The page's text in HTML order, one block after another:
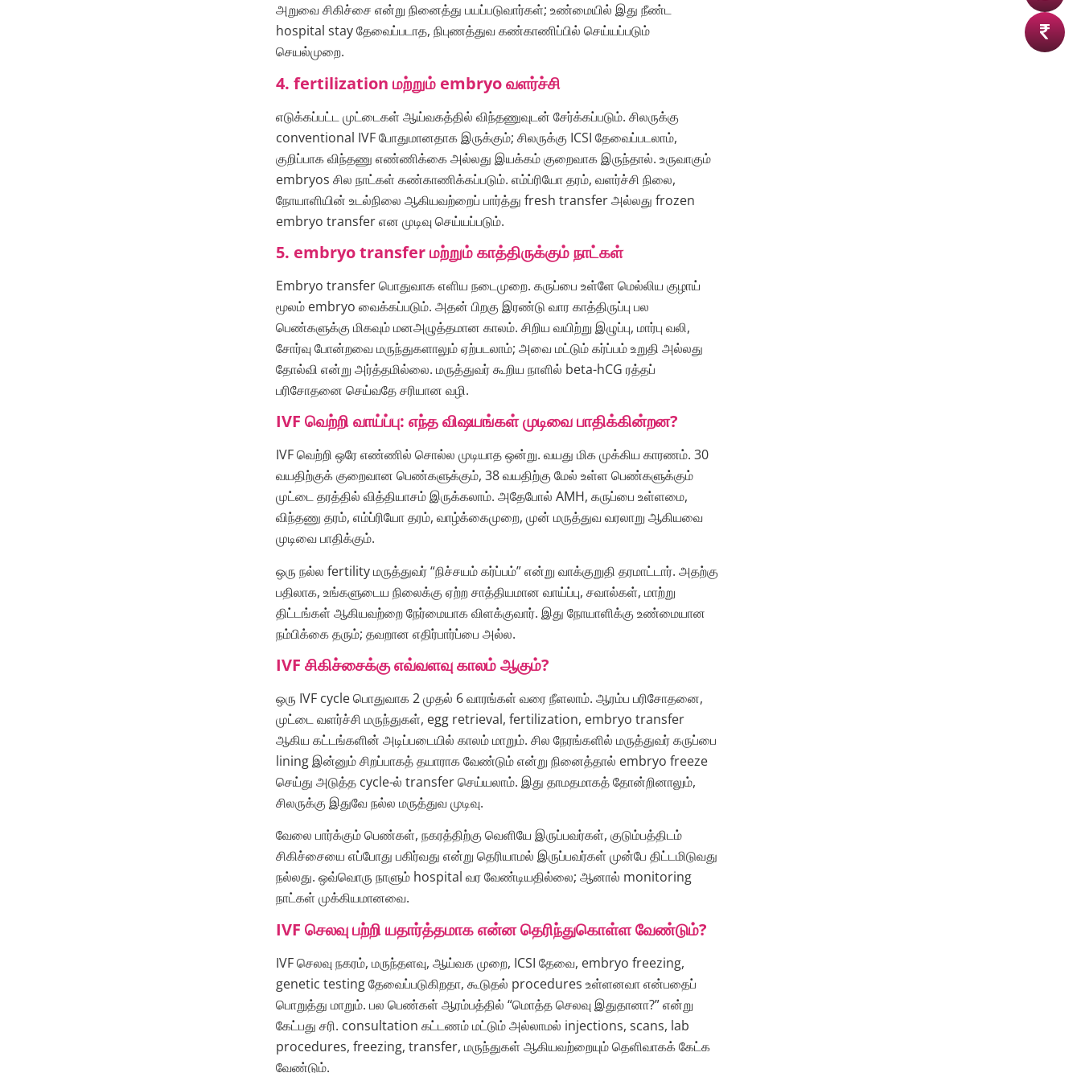
அறுவை சிகிச்சை என்று நினைத்து பயப்படுவார்கள்; உண்மையில் இது நீண்ட
hospital stay தேவைப்படாத, நிபுணத்துவ கண்காணிப்பில் செய்யப்படும்
செயல்முறை.
4. fertilization மற்றும் embryo வளர்ச்சி
எடுக்கப்பட்ட முட்டைகள் ஆய்வகத்தில் விந்தணுவுடன் சேர்க்கப்படும். சிலருக்கு
conventional IVF போதுமானதாக இருக்கும்; சிலருக்கு ICSI தேவைப்படலாம்,
குறிப்பாக விந்தணு எண்ணிக்கை அல்லது இயக்கம் குறைவாக இருந்தால். உருவாகும்
embryos சில நாட்கள் கண்காணிக்கப்படும். எம்ப்ரியோ தரம், வளர்ச்சி நிலை,
நோயாளியின் உடல்நிலை ஆகியவற்றைப் பார்த்து fresh transfer அல்லது frozen
embryo transfer என முடிவு செய்யப்படும்.
5. embryo transfer மற்றும் காத்திருக்கும் நாட்கள்
Embryo transfer பொதுவாக எளிய நடைமுறை. கருப்பை உள்ளே மெல்லிய குழாய்
மூலம் embryo வைக்கப்படும். அதன் பிறகு இரண்டு வார காத்திருப்பு பல
பெண்களுக்கு மிகவும் மனஅழுத்தமான காலம். சிறிய வயிற்று இழுப்பு, மார்பு வலி,
சோர்வு போன்றவை மருந்துகளாலும் ஏற்படலாம்; அவை மட்டும் கர்ப்பம் உறுதி அல்லது
தோல்வி என்று அர்த்தமில்லை. மருத்துவர் கூறிய நாளில் beta-hCG ரத்தப்
பரிசோதனை செய்வதே சரியான வழி.
IVF வெற்றி வாய்ப்பு: எந்த விஷயங்கள் முடிவை பாதிக்கின்றன?
IVF வெற்றி ஒரே எண்ணில் சொல்ல முடியாத ஒன்று. வயது மிக முக்கிய காரணம். 30
வயதிற்குக் குறைவான பெண்களுக்கும், 38 வயதிற்கு மேல் உள்ள பெண்களுக்கும்
முட்டை தரத்தில் வித்தியாசம் இருக்கலாம். அதேபோல் AMH, கருப்பை உள்ளமை,
விந்தணு தரம், எம்ப்ரியோ தரம், வாழ்க்கைமுறை, முன் மருத்துவ வரலாறு ஆகியவை
முடிவை பாதிக்கும்.
ஒரு நல்ல fertility மருத்துவர் “நிச்சயம் கர்ப்பம்” என்று வாக்குறுதி தரமாட்டார். அதற்கு
பதிலாக, உங்களுடைய நிலைக்கு ஏற்ற சாத்தியமான வாய்ப்பு, சவால்கள், மாற்று
திட்டங்கள் ஆகியவற்றை நேர்மையாக விளக்குவார். இது நோயாளிக்கு உண்மையான
நம்பிக்கை தரும்; தவறான எதிர்பார்ப்பை அல்ல.
IVF சிகிச்சைக்கு எவ்வளவு காலம் ஆகும்?
ஒரு IVF cycle பொதுவாக 2 முதல் 6 வாரங்கள் வரை நீளலாம். ஆரம்ப பரிசோதனை,
முட்டை வளர்ச்சி மருந்துகள், egg retrieval, fertilization, embryo transfer
ஆகிய கட்டங்களின் அடிப்படையில் காலம் மாறும். சில நேரங்களில் மருத்துவர் கருப்பை
lining இன்னும் சிறப்பாகத் தயாராக வேண்டும் என்று நினைத்தால் embryo freeze
செய்து அடுத்த cycle-ல் transfer செய்யலாம். இது தாமதமாகத் தோன்றினாலும்,
சிலருக்கு இதுவே நல்ல மருத்துவ முடிவு.
வேலை பார்க்கும் பெண்கள், நகரத்திற்கு வெளியே இருப்பவர்கள், குடும்பத்திடம்
சிகிச்சையை எப்போது பகிர்வது என்று தெரியாமல் இருப்பவர்கள் முன்பே திட்டமிடுவது
நல்லது. ஒவ்வொரு நாளும் hospital வர வேண்டியதில்லை; ஆனால் monitoring
நாட்கள் முக்கியமானவை.
IVF செலவு பற்றி யதார்த்தமாக என்ன தெரிந்துகொள்ள வேண்டும்?
IVF செலவு நகரம், மருந்தளவு, ஆய்வக முறை, ICSI தேவை, embryo freezing,
genetic testing தேவைப்படுகிறதா, கூடுதல் procedures உள்ளனவா என்பதைப்
பொறுத்து மாறும். பல பெண்கள் ஆரம்பத்தில் “மொத்த செலவு இதுதானா?” என்று
கேட்பது சரி. consultation கட்டணம் மட்டும் அல்லாமல் injections, scans, lab
procedures, freezing, transfer, மருந்துகள் ஆகியவற்றையும் தெளிவாகக் கேட்க
வேண்டும்.